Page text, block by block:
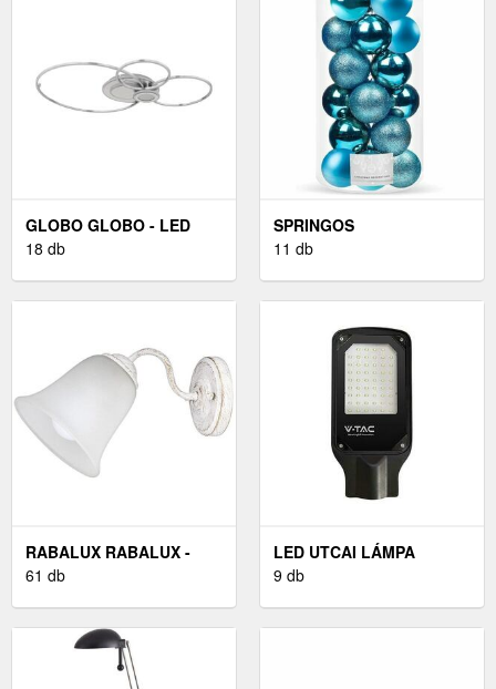
GLOBO GLOBO - LED
MENNYEZETI LÁMPA
18 db
SPRINGOS
KARÁCSONYFA GÖMBÖK
11 db
RABALUX RABALUX -
FALI LÁMPA
61 db
LED UTCAI LÁMPA
LED/30W/230V IP65
9 db